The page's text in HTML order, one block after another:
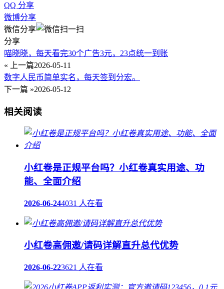
QQ 分享
微博分享
微信分享
分享
喵晓晓，每天看完30个广告3元，23点统一到账
« 上一篇2026-05-11
数字人民币简单实名，每天签到分宏。
下一篇 »2026-05-12
相关阅读
小红卷是正规平台吗？小红卷真实用途、功
能、全面介绍
2026-06-244031 人在看
小红卷高佣邀/请码详解直升总代优势
2026-06-223621 人在看